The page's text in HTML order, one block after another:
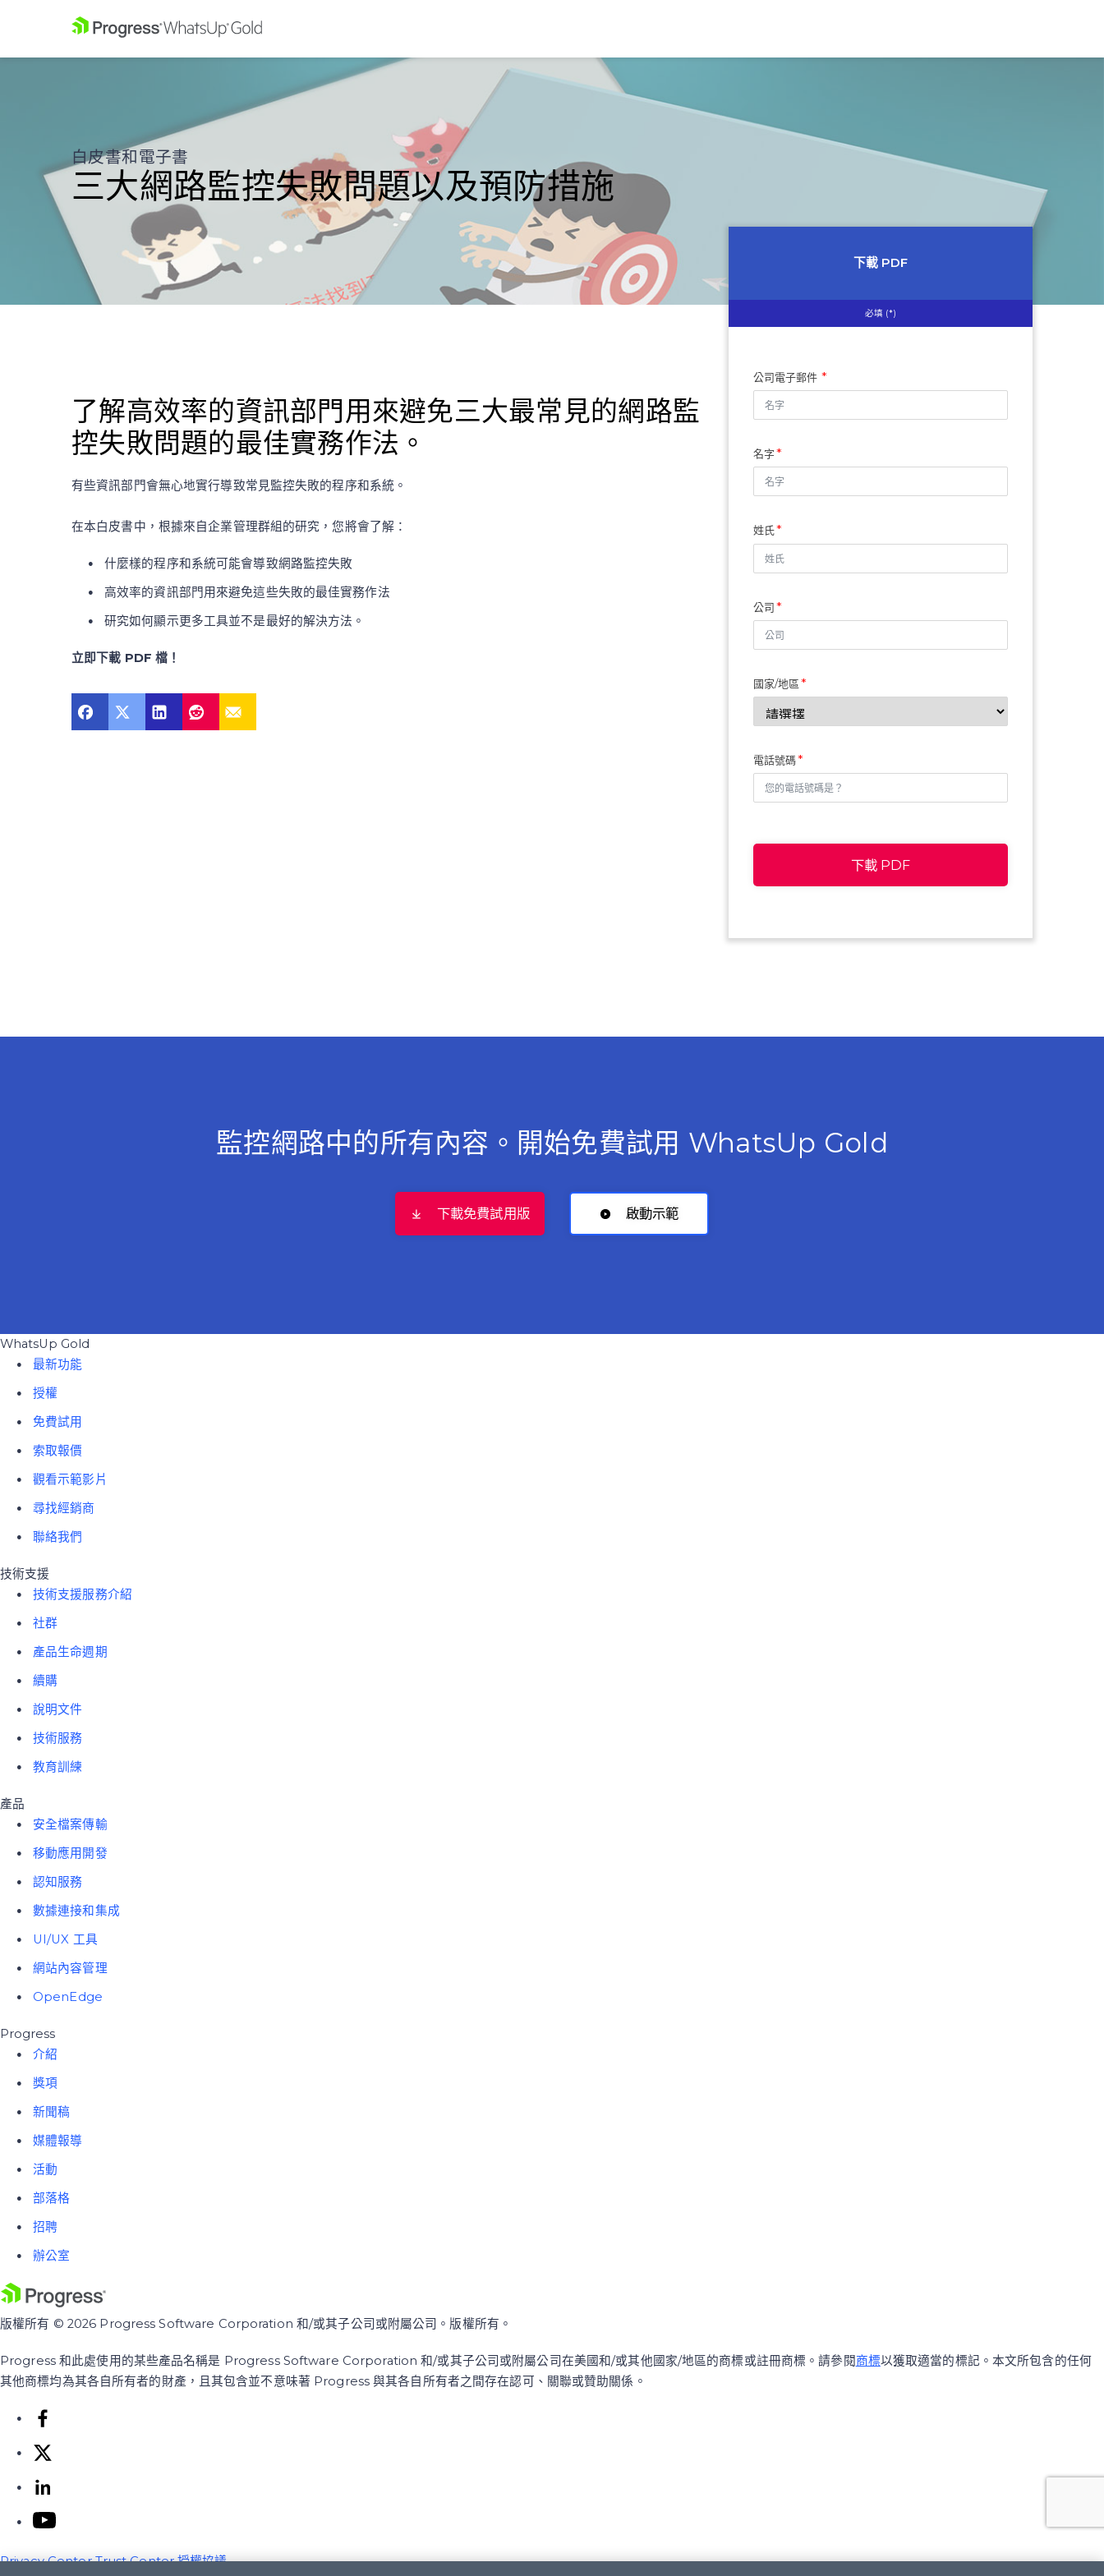
白皮書和電子書
三大網路監控失敗問題以及預防措施
了解高效率的資訊部門用來避免三大最常見的網路監
控失敗問題的最佳實務作法。
有些資訊部門會無心地實行導致常見監控失敗的程序和系統。
在本白皮書中，根據來自企業管理群組的研究，您將會了解：
什麼樣的程序和系統可能會導致網路監控失敗
高效率的資訊部門用來避免這些失敗的最佳實務作法
研究如何顯示更多工具並不是最好的解決方法。
立即下載 PDF檔！
下載 PDF
必填 (*)
公司電子郵件
名字
姓氏
公司
國家/地區
電話號碼
下載 PDF
監控網路中的所有內容。開始免費試用 WhatsUp Gold
下載免費試用版 啟動示範
WhatsUp Gold
最新功能
授權
免費試用
索取報價
觀看示範影片
尋找經銷商
聯絡我們
技術支援
技術支援服務介紹
社群
產品生命週期
續購
說明文件
技術服務
教育訓練
產品
安全檔案傳輸
移動應用開發
認知服務
數據連接和集成
UI/UX 工具
網站內容管理
OpenEdge
Progress
介紹
獎項
新聞稿
媒體報導
活動
部落格
招聘
辦公室
版權所有 © 2026 Progress Software Corporation 和/或其子公司或附屬公司。版權所有。
Progress 和此處使用的某些產品名稱是 Progress Software Corporation 和/或其子公司或附屬公司在美國和/或其他國家/地區的商標或註冊商標。請參閱商標以獲取適當的標記。本文所包含的任何
其他商標均為其各自所有者的財產，且其包含並不意味著 Progress 與其各自所有者之間存在認可、關聯或贊助關係。
Privacy Center Trust Center 授權協議